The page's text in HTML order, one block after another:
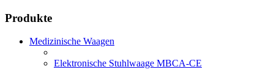
Produkte
Medizinische Waagen
Elektronische Stuhlwaage MBCA-CE